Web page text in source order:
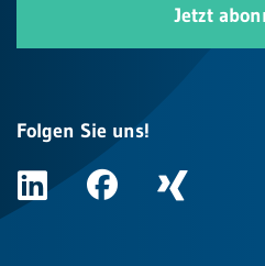
Jetzt
Folgen Sie uns!